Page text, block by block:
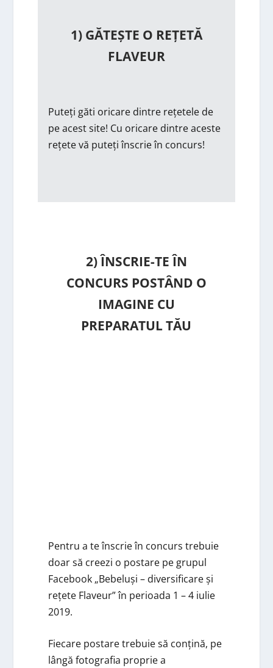
1) GĂTEȘTE O REȚETĂ
FLAVEUR
Puteți găti oricare dintre rețetele de
pe acest site! Cu oricare dintre aceste
rețete vă puteți înscrie în concurs!
2) ÎNSCRIE-TE ÎN
CONCURS POSTÂND O
IMAGINE CU
PREPARATUL TĂU
Pentru a te înscrie în concurs trebuie
doar să creezi o postare pe grupul
Facebook „Bebeluși – diversificare și
rețete Flaveur” în perioada 1 – 4 iulie
2019.
Fiecare postare trebuie să conțină, pe
lângă fotografia proprie a